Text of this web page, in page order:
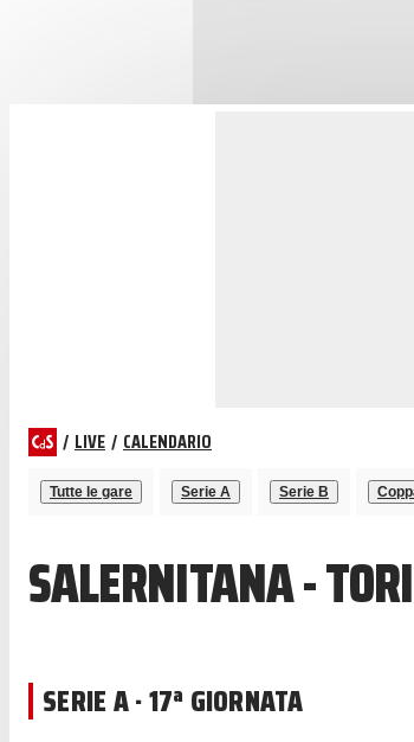
/ LIVE / CALENDARIO
Tutte le gare Serie A Serie B
SALERNITANA -
SERIE A · 17ª GIORNATA